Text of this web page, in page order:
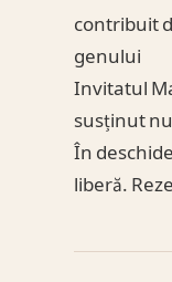
contribuit
genului
Invitatul
susținut
În
liberă.